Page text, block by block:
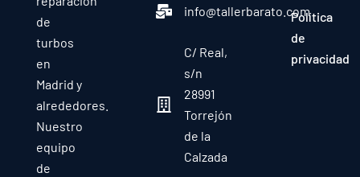
de
turbos
en
Madrid y
alrededores.
Nuestro
equipo
de
info@tallerbarato.com
C/ Real,
s/n
28991
Torrejón
de la
Calzada
Política
de
privacidad